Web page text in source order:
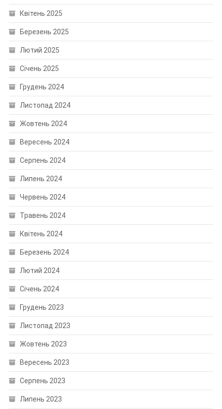
Квітень 2025
Березень 2025
Лютий 2025
Січень 2025
Грудень 2024
Листопад 2024
Жовтень 2024
Вересень 2024
Серпень 2024
Липень 2024
Червень 2024
Травень 2024
Квітень 2024
Березень 2024
Лютий 2024
Січень 2024
Грудень 2023
Листопад 2023
Жовтень 2023
Вересень 2023
Серпень 2023
Липень 2023